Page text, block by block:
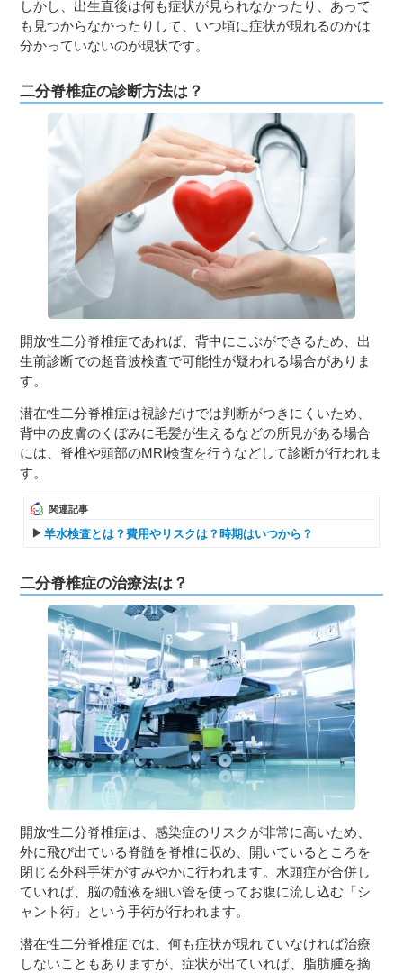
しかし、出生直後は何も症状が見られなかったり、あって
も見つからなかったりして、いつ頃に症状が現れるのかは
分かっていないのが現状です。
二分脊椎症の診断方法は？
開放性二分脊椎症であれば、背中にこぶができるため、出
生前診断での超音波検査で可能性が疑われる場合がありま
す。
潜在性二分脊椎症は視診だけでは判断がつきにくいため、
背中の皮膚のくぼみに毛髪が生えるなどの所見がある場合
には、脊椎や頭部のMRI検査を行うなどして診断が行われま
す。
関連記事
羊水検査とは？費用やリスクは？時期はいつから？
二分脊椎症の治療法は？
開放性二分脊椎症は、感染症のリスクが非常に高いため、
外に飛び出ている脊髄を脊椎に収め、開いているところを
閉じる外科手術がすみやかに行われます。水頭症が合併し
ていれば、脳の髄液を細い管を使ってお腹に流し込む「シ
ャント術」という手術が行われます。
潜在性二分脊椎症では、何も症状が現れていなければ治療
しないこともありますが、症状が出ていれば、脂肪腫を摘